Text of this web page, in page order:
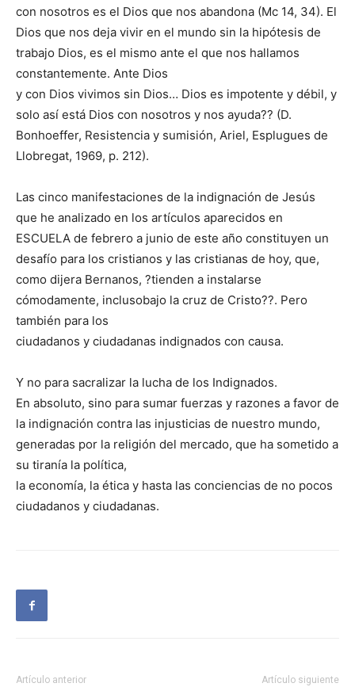
con nosotros es el Dios que nos abandona (Mc 14, 34). El
Dios que nos deja vivir en el mundo sin la hipótesis de
trabajo Dios, es el mismo ante el que nos hallamos
constantemente. Ante Dios
y con Dios vivimos sin Dios… Dios es impotente y débil, y
solo así está Dios con nosotros y nos ayuda?? (D.
Bonhoeffer, Resistencia y sumisión, Ariel, Esplugues de
Llobregat, 1969, p. 212).
Las cinco manifestaciones de la indignación de Jesús
que he analizado en los artículos aparecidos en
ESCUELA de febrero a junio de este año constituyen un
desafío para los cristianos y las cristianas de hoy, que,
como dijera Bernanos, ?tienden a instalarse
cómodamente, inclusobajo la cruz de Cristo??. Pero
también para los
ciudadanos y ciudadanas indignados con causa.
Y no para sacralizar la lucha de los Indignados.
En absoluto, sino para sumar fuerzas y razones a favor de
la indignación contra las injusticias de nuestro mundo,
generadas por la religión del mercado, que ha sometido a
su tiranía la política,
la economía, la ética y hasta las conciencias de no pocos
ciudadanos y ciudadanas.
Artículo anterior Artículo siguiente